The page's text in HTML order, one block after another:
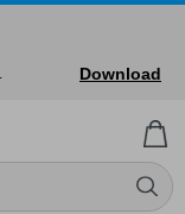
Download